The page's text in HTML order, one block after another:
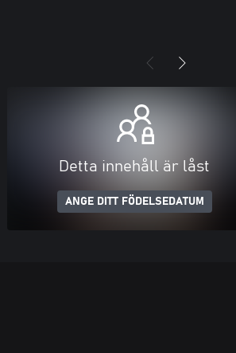
Detta innehåll är låst
ANGE DITT FÖDELSEDATUM